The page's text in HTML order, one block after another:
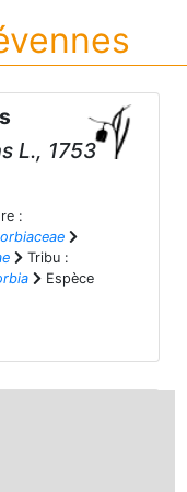
L., 1753
:
Tribu :
Espèce